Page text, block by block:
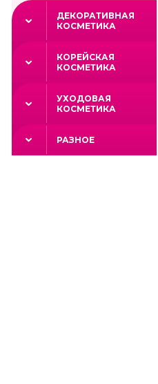
ДЕКОРАТИВНАЯ
КОСМЕТИКА
КОРЕЙСКАЯ
КОСМЕТИКА
УХОДОВАЯ
КОСМЕТИКА
РАЗНОЕ